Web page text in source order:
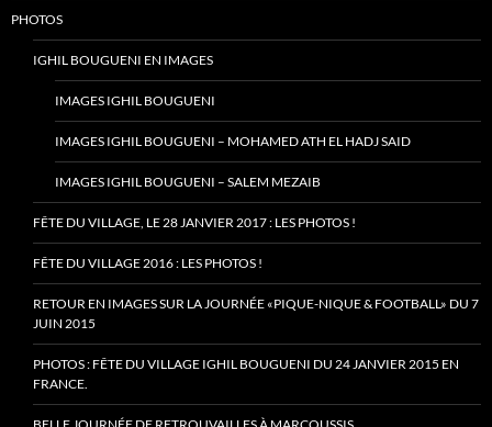
PHOTOS
IGHIL BOUGUENI EN IMAGES
IMAGES IGHIL BOUGUENI
IMAGES IGHIL BOUGUENI – MOHAMED ATH EL HADJ SAID
IMAGES IGHIL BOUGUENI – SALEM MEZAIB
FÊTE DU VILLAGE, LE 28 JANVIER 2017 : LES PHOTOS !
FÊTE DU VILLAGE 2016 : LES PHOTOS !
RETOUR EN IMAGES SUR LA JOURNÉE «PIQUE-NIQUE & FOOTBALL» DU 7
JUIN 2015
PHOTOS : FÊTE DU VILLAGE IGHIL BOUGUENI DU 24 JANVIER 2015 EN
FRANCE.